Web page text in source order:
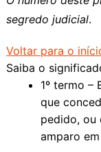
segredo judicial.
Voltar para o
Saiba o
1º termo –
que
pedido, ou
amparo